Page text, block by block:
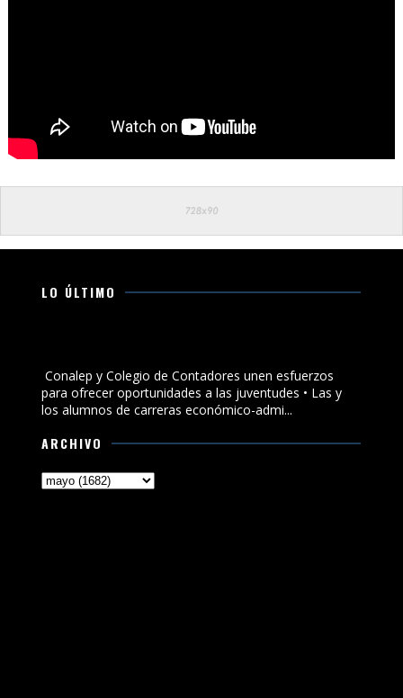
LO ÚLTIMO
Conalep y Colegio de Contadores unen esfuerzos
para ofrecer oportunidades a las juventudes • Las y
los alumnos de carreras económico-admi...
ARCHIVO